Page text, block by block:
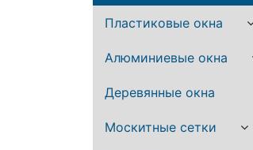
Пластиковые окна
Алюминиевые окна
Деревянные окна
Москитные сетки